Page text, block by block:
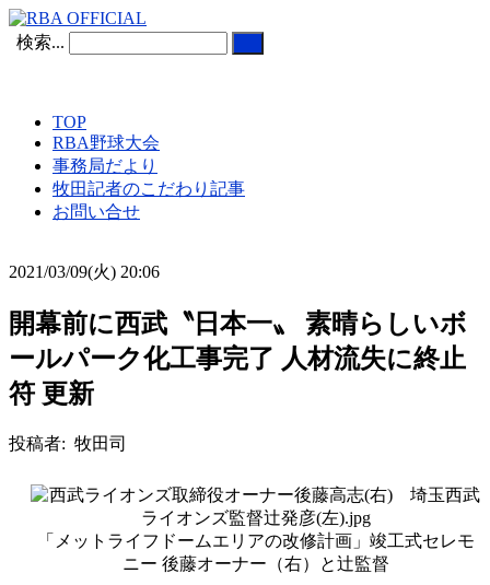
検索...
TOP
RBA野球大会
事務局だより
牧田記者のこだわり記事
お問い合せ
2021/03/09(火) 20:06
開幕前に西武〝日本一〟 素晴らしいボ
ールパーク化工事完了 人材流失に終止
符 更新
投稿者: 牧田司
「メットライフドームエリアの改修計画」竣工式セレモ
ニー 後藤オーナー（右）と辻監督